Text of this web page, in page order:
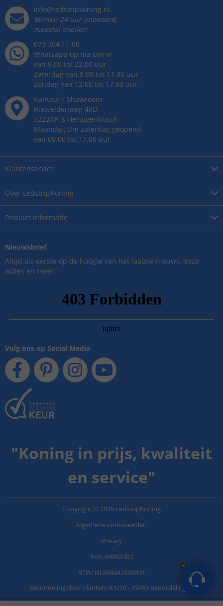
Over LedstripKoning
Product informatie
Klantenservice
info@ledstripkoning.nl
Binnen 24 uur antwoord,
meestal sneller!
073 704 11 00
Whatsapp op ma t/m vr
van 9.00 tot 22.00 uur
Zaterdag van 9.00 tot 17.00 uur
Zondag van 12.00 tot 17.00 uur
Kantoor / Showroom
Rietveldenweg 49D
5222AP 's Hertogenbosch
Maandag t/m zaterdag geopend
van 09.00 tot 17.00 uur
Nieuwsbrief
Altijd als eerste op de hoogte van het laatste nieuws, onze
acties en meer.
Volg ons op Social Media
"Koning in prijs, kwaliteit
en service"
Copyright © 2026 LedstripKoning
Algemene voorwaarden
Privacy
KvK: 69862303
BTW: NL858042459B01
Beoordeling door klanten: 9.1/10- 15451 beoordelingen